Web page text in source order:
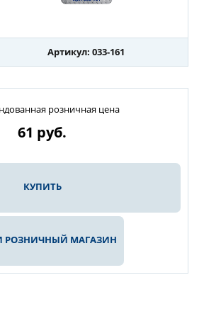
Артикул: 033-161
розничная цена
61 руб.
КУПИТЬ
РОЗНИЧНЫЙ МАГАЗИН